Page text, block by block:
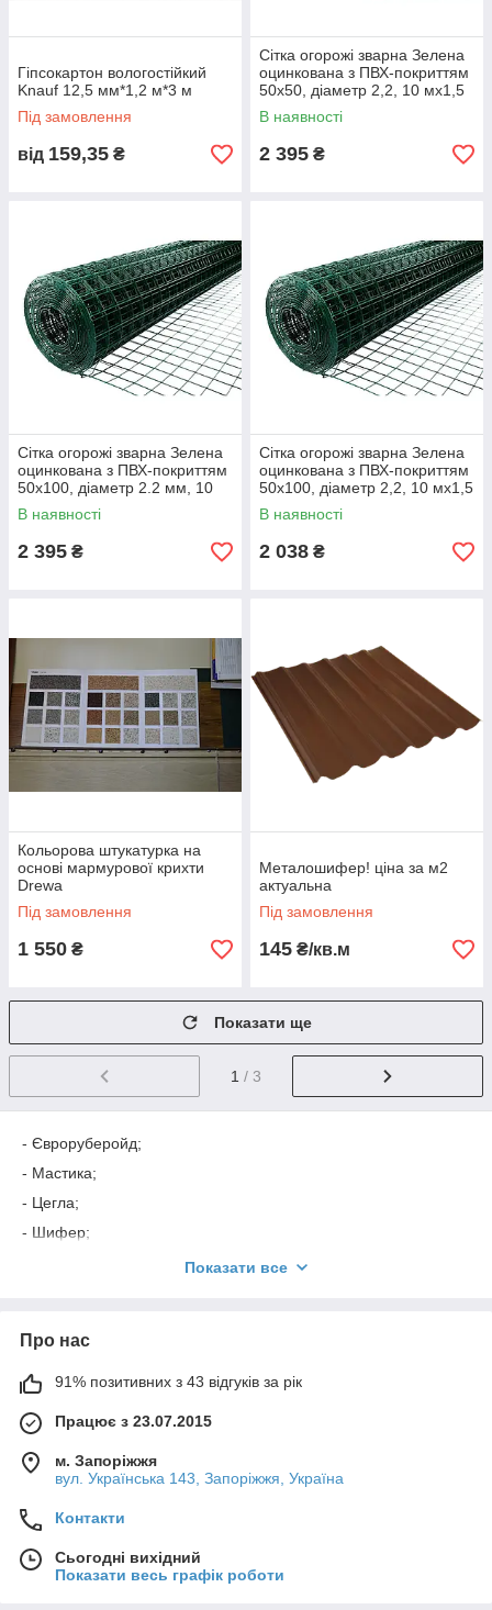
Гіпсокартон вологостійкий
Knauf 12,5 мм*1,2 м*3 м
Під замовлення
від 159,35 ₴
Сітка огорожі зварна Зелена
оцинкована з ПВХ-покриттям
50х50, діаметр 2,2, 10 мх1,5
м
В наявності
2 395 ₴
Сітка огорожі зварна Зелена
оцинкована з ПВХ-покриттям
50х100, діаметр 2.2 мм, 10
мх2,0м
В наявності
2 395 ₴
Сітка огорожі зварна Зелена
оцинкована з ПВХ-покриттям
50х100, діаметр 2,2, 10 мх1,5
м
В наявності
2 038 ₴
Кольорова штукатурка на
основі мармурової крихти
Drewa
Під замовлення
1 550 ₴
Металошифер! ціна за м2
актуальна
Під замовлення
145 ₴/кв.м
Показати ще
1 / 3
- Євроруберойд;
- Мастика;
- Цегла;
- Шифер;
- Плівка гидробарье, паробар'єр;
Показати все
Про нас
91% позитивних з 43 відгуків за рік
Працює з 23.07.2015
м. Запоріжжя
вул. Українська 143, Запоріжжя, Україна
Контакти
Сьогодні вихідний
Показати весь графік роботи